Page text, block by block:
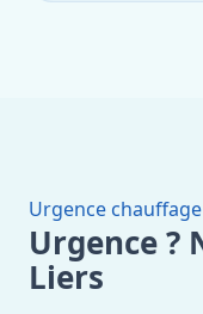
Urgence chauffage
Urgence ?
Liers